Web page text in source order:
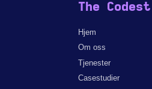
The Codest
Hjem
Om oss
Tjenester
Casestudier